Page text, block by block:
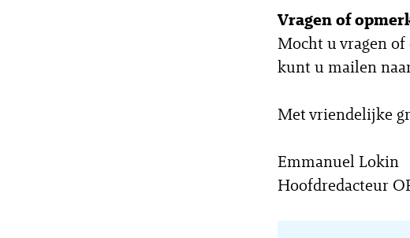
Vragen of
Mocht u vragen
kunt u mailen
Met vriendelijke
Emmanuel Lokin
Hoofdredacteur